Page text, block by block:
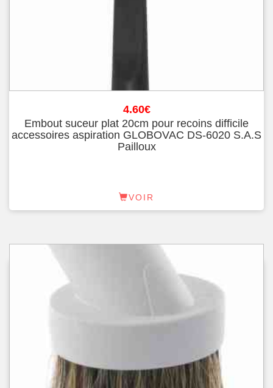
4.60€
Embout suceur plat 20cm pour recoins difficile
accessoires aspiration GLOBOVAC DS-6020 S.A.S
Pailloux
VOIR